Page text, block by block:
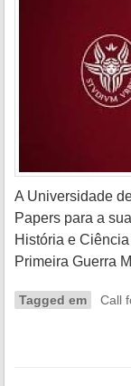
A Universidade
Papers para a
História e
Primeira Guerra
Tagged em Call